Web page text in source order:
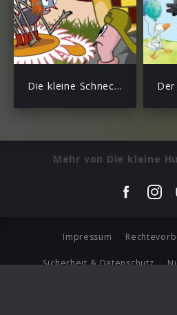
Die kleine Schnecke Monika Häuschen
Mehr von Die kleine
Impressum
Sicherheit & Datenschutz